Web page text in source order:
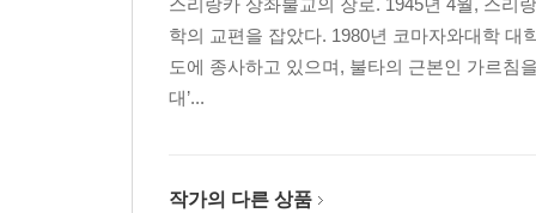
스리랑카 상좌불교의 장로. 1945년 4월, 스리
학의 교편을 잡았다. 1980년 코마자와대학
도에 종사하고 있으며, 불타의 근본인 가르침
대’...
작가의 다른 상품